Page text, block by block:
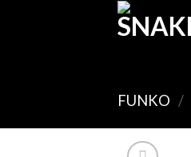
FUNKO /